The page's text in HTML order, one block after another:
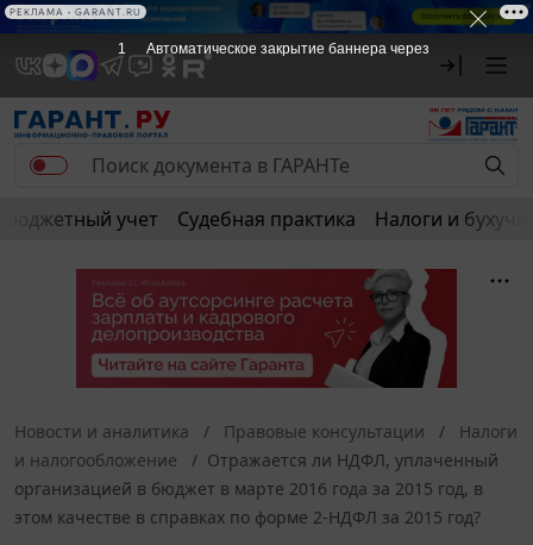
РЕКЛАМА
Бюджетный учет Судебная практика Налоги и
Новости и аналитика Правовые консультации
Налоги
и налогообложение
Отражается ли НДФЛ, уплаченный
организацией в бюджет в марте 2016 года за 2015 год, в
этом качестве в справках по форме 2-НДФЛ за 2015 год?
1 Автоматическое закрытие баннера через
РЕКЛАМА • GARANT.RU